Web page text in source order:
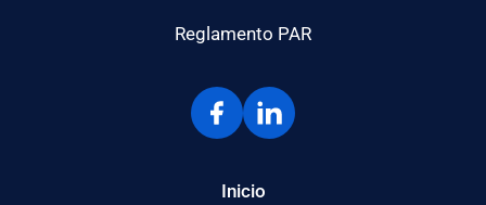
Reglamento PAR
Inicio